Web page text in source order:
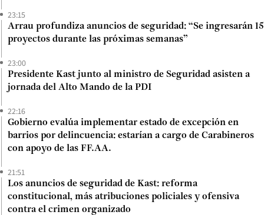
23:15
Arrau profundiza anuncios de seguridad: “Se ingresarán 15
proyectos durante las próximas semanas”
23:00
Presidente Kast junto al ministro de Seguridad asisten a
jornada del Alto Mando de la PDI
22:16
Gobierno evalúa implementar estado de excepción en
barrios por delincuencia: estarían a cargo de Carabineros
con apoyo de las FF.AA.
21:51
Los anuncios de seguridad de Kast: reforma
constitucional, más atribuciones policiales y ofensiva
contra el crimen organizado